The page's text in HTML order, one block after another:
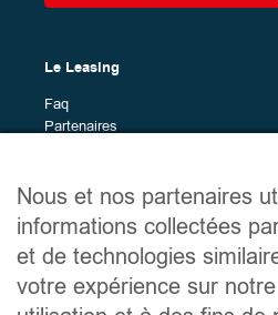
Le Leasing
Faq
Partenaires
Plan du site
Véhicules en leasing
Le guide du leasing
Nous et nos partenaires
informations collectées
et de technologies
votre expérience sur